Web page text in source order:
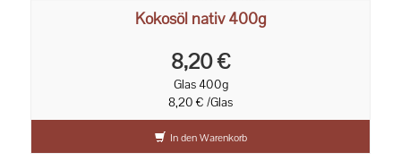
Kokosöl nativ 400g
8,20 €
Glas 400g
8,20 € /Glas
In den Warenkorb